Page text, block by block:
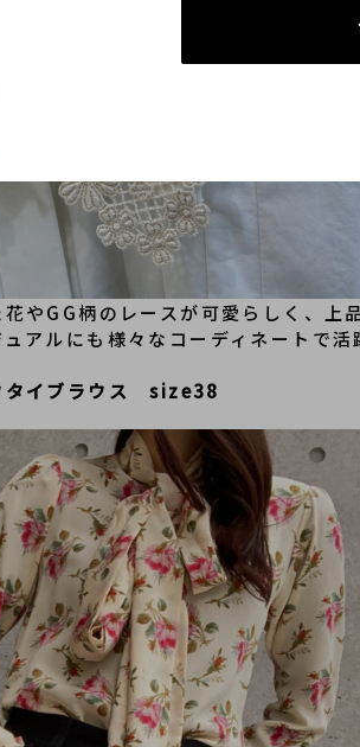
やGG柄のレースが可愛らしく、上
アルにも様々なコーディネートで活
イブラウス　size38